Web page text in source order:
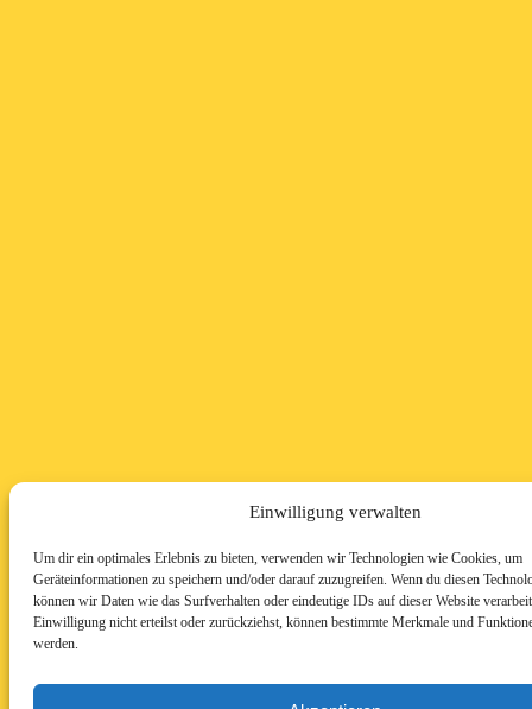
Einwilligung verwalten
Um dir ein optimales Erlebnis zu bieten, verwenden wir Technologien wie Cookies, um
Geräteinformationen zu speichern und/oder darauf zuzugreifen. Wenn du diesen
können wir Daten wie das Surfverhalten oder eindeutige IDs auf dieser Website
Einwilligung nicht erteilst oder zurückziehst, können bestimmte Merkmale und
werden.